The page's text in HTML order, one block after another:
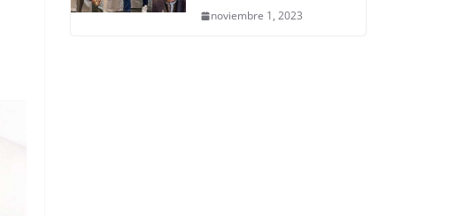
noviembre 1, 2023